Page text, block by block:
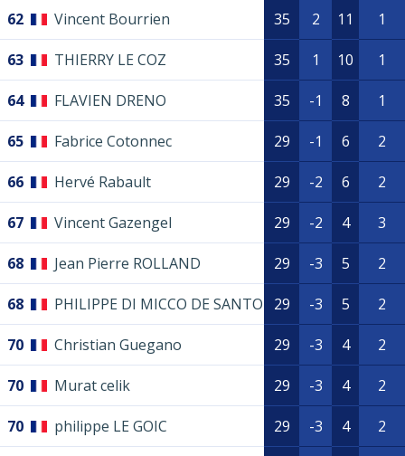
62 Vincent Bourrien 35 2 11 1
63 THIERRY LE COZ 35 1 10 1
64 FLAVIEN DRENO 35 -1 8 1
65 Fabrice Cotonnec 29 -1 6 2
66 Hervé Rabault 29 -2 6 2
67 Vincent Gazengel 29 -2 4 3
68 Jean Pierre ROLLAND 29 -3 5 2
68 PHILIPPE DI MICCO DE SANTO 29 -3 5 2
70 Christian Guegano 29 -3 4 2
70 Murat celik 29 -3 4 2
70 philippe LE GOIC 29 -3 4 2